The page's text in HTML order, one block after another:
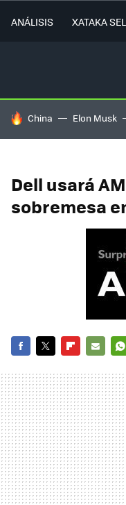
ANÁLISIS XATAKA
HOY SE HABLA DE
China Elon Musk
Dell usará
sobremesa
MAIL